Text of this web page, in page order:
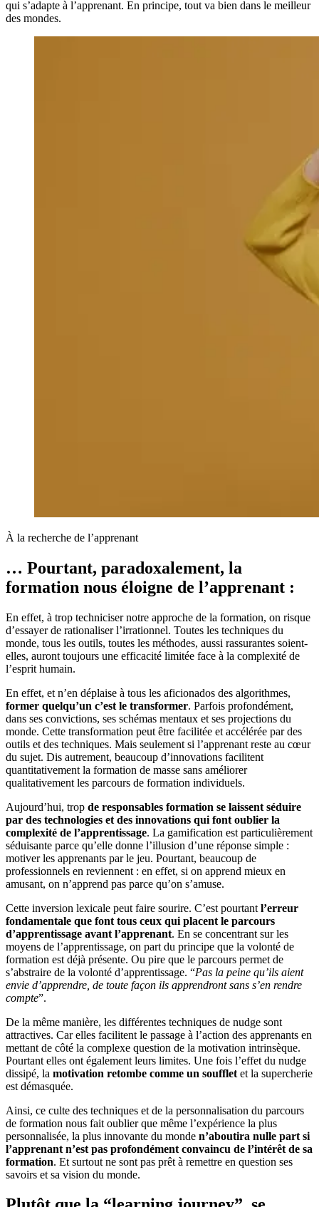
qui s’adapte à l’apprenant. En principe, tout va bien dans le meilleur
des mondes.
À la recherche de l’apprenant
… Pourtant, paradoxalement, la
formation nous éloigne de l’apprenant :
En effet, à trop techniciser notre approche de la formation, on risque
d’essayer de rationaliser l’irrationnel. Toutes les techniques du
monde, tous les outils, toutes les méthodes, aussi rassurantes soient-
elles, auront toujours une efficacité limitée face à la complexité de
l’esprit humain.
En effet, et n’en déplaise à tous les aficionados des algorithmes,
former quelqu’un c’est le transformer. Parfois profondément,
dans ses convictions, ses schémas mentaux et ses projections du
monde. Cette transformation peut être facilitée et accélérée par des
outils et des techniques. Mais seulement si l’apprenant reste au cœur
du sujet. Dis autrement, beaucoup d’innovations facilitent
quantitativement la formation de masse sans améliorer
qualitativement les parcours de formation individuels.
Aujourd’hui, trop de responsables formation se laissent séduire
par des technologies et des innovations qui font oublier la
complexité de l’apprentissage. La gamification est particulièrement
séduisante parce qu’elle donne l’illusion d’une réponse simple :
motiver les apprenants par le jeu. Pourtant, beaucoup de
professionnels en reviennent : en effet, si on apprend mieux en
amusant, on n’apprend pas parce qu’on s’amuse.
Cette inversion lexicale peut faire sourire. C’est pourtant l’erreur
fondamentale que font tous ceux qui placent le parcours
d’apprentissage avant l’apprenant. En se concentrant sur les
moyens de l’apprentissage, on part du principe que la volonté de
formation est déjà présente. Ou pire que le parcours permet de
s’abstraire de la volonté d’apprentissage. “Pas la peine qu’ils aient
envie d’apprendre, de toute façon ils apprendront sans s’en rendre
compte”.
De la même manière, les différentes techniques de nudge sont
attractives. Car elles facilitent le passage à l’action des apprenants en
mettant de côté la complexe question de la motivation intrinsèque.
Pourtant elles ont également leurs limites. Une fois l’effet du nudge
dissipé, la motivation retombe comme un soufflet et la supercherie
est démasquée.
Ainsi, ce culte des techniques et de la personnalisation du parcours
de formation nous fait oublier que même l’expérience la plus
personnalisée, la plus innovante du monde n’aboutira nulle part si
l’apprenant n’est pas profondément convaincu de l’intérêt de sa
formation. Et surtout ne sont pas prêt à remettre en question ses
savoirs et sa vision du monde.